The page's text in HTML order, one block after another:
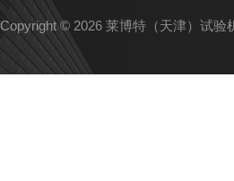
Copyright © 2026 莱博特（天津）试